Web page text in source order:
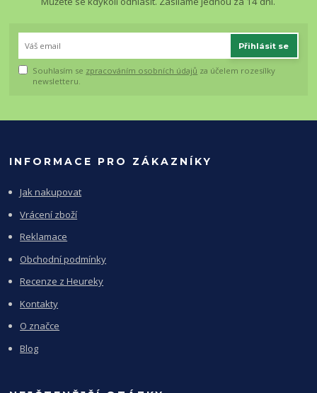
Přihlásit se
Souhlasím se zpracováním osobních údajů za účelem rozesílky
newsletteru.
INFORMACE PRO ZÁKAZNÍKY
Jak nakupovat
Vrácení zboží
Reklamace
Obchodní podmínky
Recenze z Heureky
Kontakty
O značce
Blog